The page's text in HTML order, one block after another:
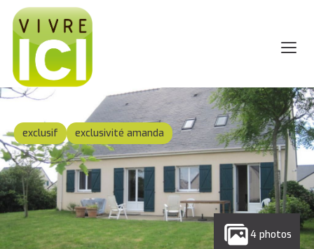
exclusif exclusivité amanda
4 photos